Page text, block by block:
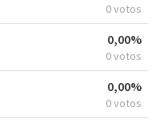
0 votos
0,00%
0 votos
0,00%
0 votos